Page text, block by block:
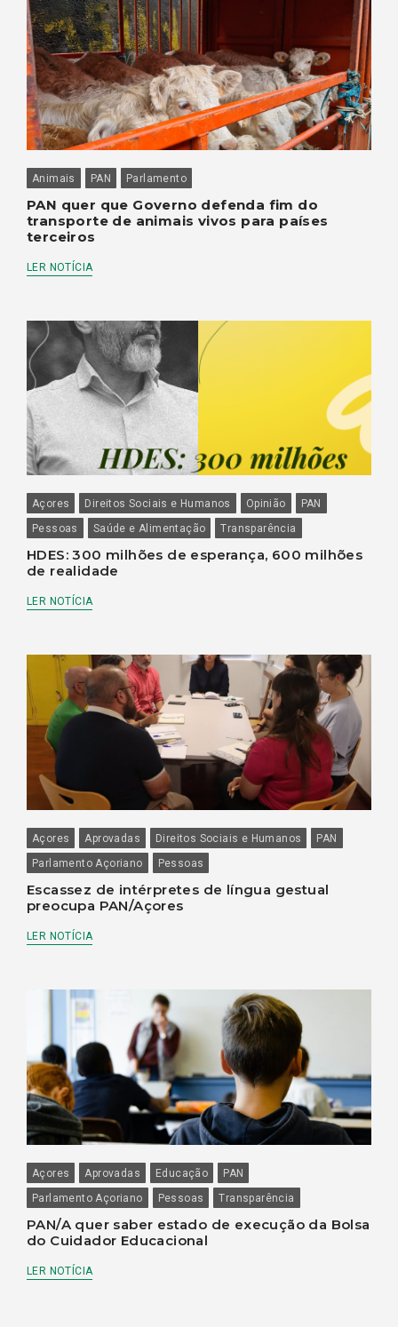
Animais PAN Parlamento
PAN quer que Governo defenda fim do
transporte de animais vivos para países
terceiros
LER NOTÍCIA
Açores Direitos Sociais e Humanos Opinião
PAN
Pessoas
Saúde e Alimentação Transparência
HDES: 300 milhões de esperança, 600 milhões
de realidade
LER NOTÍCIA
Açores Aprovadas Direitos Sociais e Humanos
PAN
Parlamento Açoriano
Pessoas
Escassez de intérpretes de língua gestual
preocupa PAN/Açores
LER NOTÍCIA
Açores Aprovadas Educação
PAN
Parlamento Açoriano
Pessoas Transparência
PAN/A quer saber estado de execução da Bolsa
do Cuidador Educacional
LER NOTÍCIA